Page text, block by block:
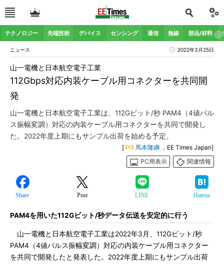
テクノロジー 先端技術 デバイス センシング 通信 無線 部品/材料
ニュース 2022年3月25日
112Gbps対応内装ケーブル用コネクターを共同開
発
山一電機と日本航空電子工業
山一電機と日本航空電子工業は、112Gビット/秒 PAM4（4値パル
ス振幅変調）対応の内装ケーブル用コネクターを共同で開発し
た。2022年度上期にもサンプル出荷を始める予定。
[ 馬本隆綱 ，EE Times Japan]
PC用表示
関連情報
Share Post LINE Hatena
PAM4を用いた112Gビット/秒データ伝送を安定的に行う
山一電機と日本航空電子工業は2022年3月、112Gビット/秒
PAM4（4値パルス振幅変調）対応の内装ケーブル用コネクター
を共同で開発したと発表した。2022年度上期にもサンプル出荷